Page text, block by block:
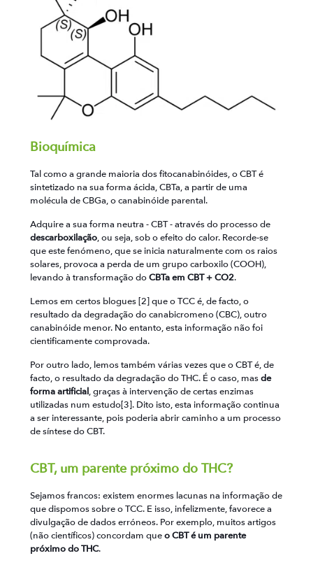
Bioquímica
Tal como a grande maioria dos fitocanabinóides, o CBT é
sintetizado na sua forma ácida, CBTa, a partir de uma
molécula de CBGa, o canabinóide parental.
Adquire a sua forma neutra - CBT - através do processo de
descarboxilação, ou seja, sob o efeito do calor. Recorde-se
que este fenómeno, que se inicia naturalmente com os raios
solares, provoca a perda de um grupo carboxilo (COOH),
levando à transformação doCBTa em CBT + CO2.
Lemos em certos blogues [2] que o TCC é, de facto, o
resultado da degradação do canabicromeno (CBC), outro
canabinóide menor. No entanto, esta informação não foi
cientificamente comprovada.
Por outro lado, lemos também várias vezes que o CBT é, de
facto, o resultado da degradação do THC. É o caso, masde
forma artificial, graças à intervenção de certas enzimas
utilizadas num estudo[3]. Dito isto, esta informação continua
a ser interessante, pois poderia abrir caminho a um processo
de síntese do CBT.
CBT, um parente próximo do THC?
Sejamos francos: existem enormes lacunas na informação de
que dispomos sobre o TCC. E isso, infelizmente, favorece a
divulgação de dados erróneos. Por exemplo, muitos artigos
(não científicos) concordam queo CBT é um parente
próximo do THC.